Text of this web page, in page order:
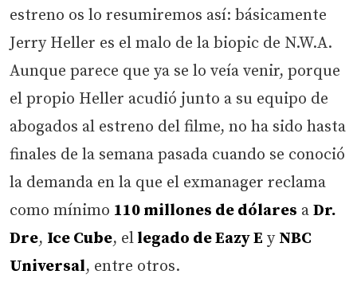
estreno os lo resumiremos así: básicamente
Jerry Heller es el malo de la biopic de N.W.A.
Aunque parece que ya se lo veía venir, porque
el propio Heller acudió junto a su equipo de
abogados al estreno del filme, no ha sido hasta
finales de la semana pasada cuando se conoció
la demanda en la que el exmanager reclama
como mínimo 110 millones de dólares a Dr.
Dre, Ice Cube, el legado de Eazy E y NBC
Universal, entre otros.